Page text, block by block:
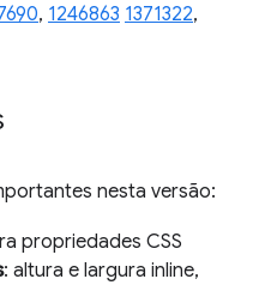
, 1246863 1371322,
nesta versão:
propriedades CSS
: altura e largura inline,